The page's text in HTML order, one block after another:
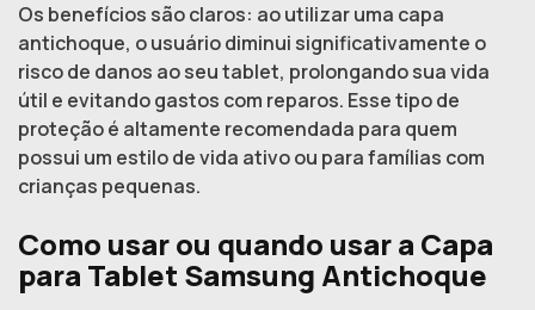
Os benefícios são claros: ao utilizar uma capa
antichoque, o usuário diminui significativamente o
risco de danos ao seu tablet, prolongando sua vida
útil e evitando gastos com reparos. Esse tipo de
proteção é altamente recomendada para quem
possui um estilo de vida ativo ou para famílias com
crianças pequenas.
Como usar ou quando usar a Capa
para Tablet Samsung Antichoque